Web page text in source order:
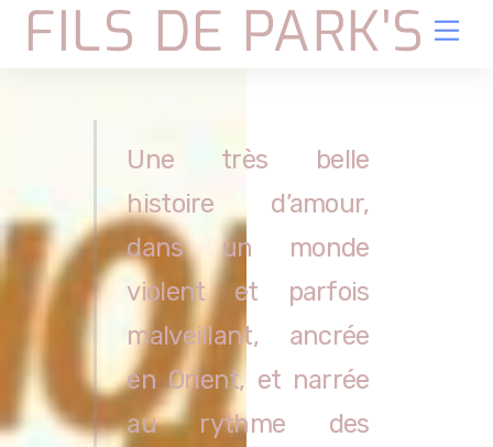
Skip
content
FILS DE PARK'S
Une très belle
histoire d’amour,
dans un monde
violent et parfois
malveillant, ancrée
en Orient, et narrée
au rythme des